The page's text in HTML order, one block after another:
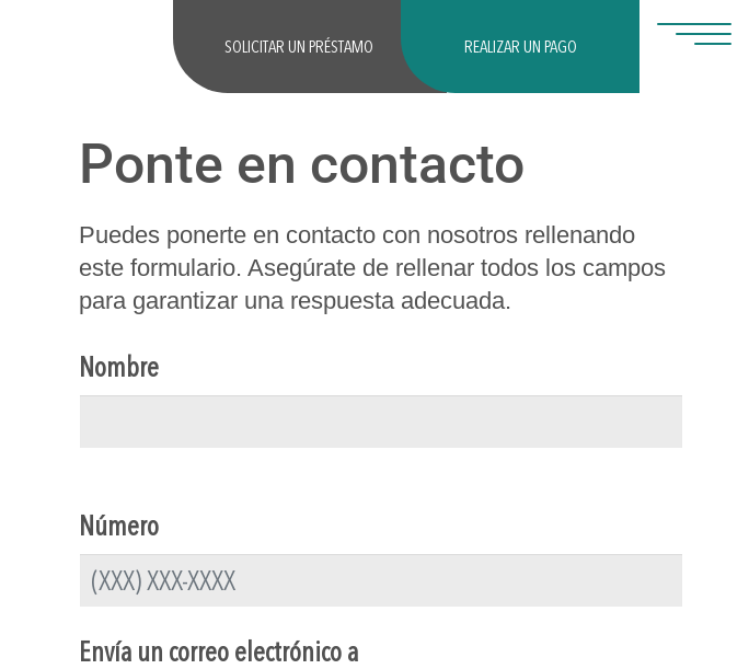
SOLICITAR UN PRÉSTAMO REALIZAR UN PAGO
Ponte en contacto
Puedes ponerte en contacto con nosotros rellenando
este formulario. Asegúrate de rellenar todos los campos
para garantizar una respuesta adecuada.
Nombre
Número
Envía un correo electrónico a